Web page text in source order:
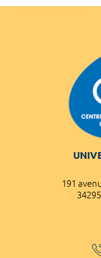
191